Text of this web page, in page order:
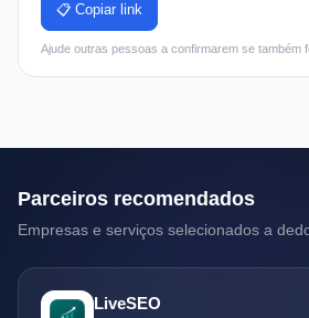
📋 Copiar link
Ajude outras pessoas a confirmarem se também
Parceiros recomendados
Empresas e serviços selecionados a
LiveSEO